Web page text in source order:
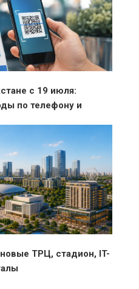
с 19 июля:
по телефону и
ТРЦ, стадион, IT-